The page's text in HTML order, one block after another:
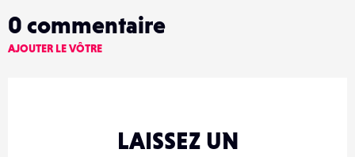
0 commentaire
AJOUTER LE VÔTRE
LAISSEZ UN